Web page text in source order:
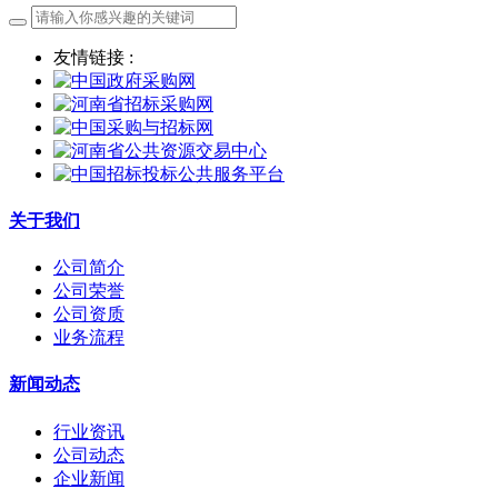
友情链接 :
关于我们
公司简介
公司荣誉
公司资质
业务流程
新闻动态
行业资讯
公司动态
企业新闻